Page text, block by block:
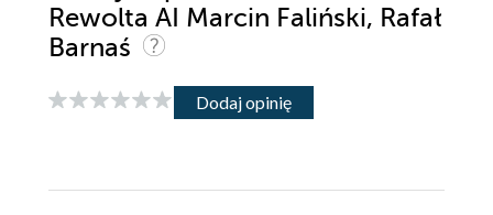
Rewolta AI Marcin Faliński, Rafał
Barnaś
Dodaj opinię